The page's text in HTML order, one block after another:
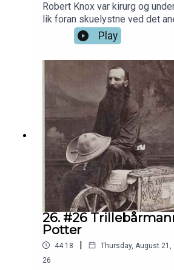
Robert Knox var kirurg og
lik foran skuelystne ved det
Universitetet i Edinburgh. Men
problemer med tilgangen på
karer som het Wiliam trådde
Ikke sikkert dette er den
sarte sjeler.)
Play
26. #26
Potter
44:18 | Thursday, August 21,
26